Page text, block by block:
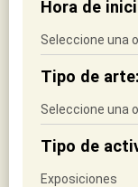
Hora de
Tipo de arte:
Tipo de